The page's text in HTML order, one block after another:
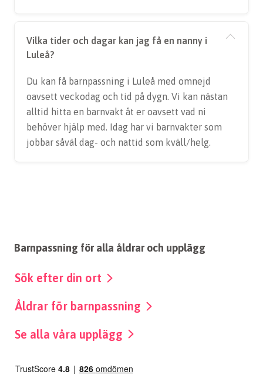
Vilka tider och dagar kan jag få en nanny i
Luleå?
Du kan få barnpassning i Luleå med omnejd
oavsett veckodag och tid på dygn. Vi kan nästan
alltid hitta en barnvakt åt er oavsett vad ni
behöver hjälp med. Idag har vi barnvakter som
jobbar såväl dag- och nattid som kväll/helg.
Barnpassning för alla åldrar och upplägg
Sök efter din ort
Åldrar för barnpassning
Se alla våra upplägg